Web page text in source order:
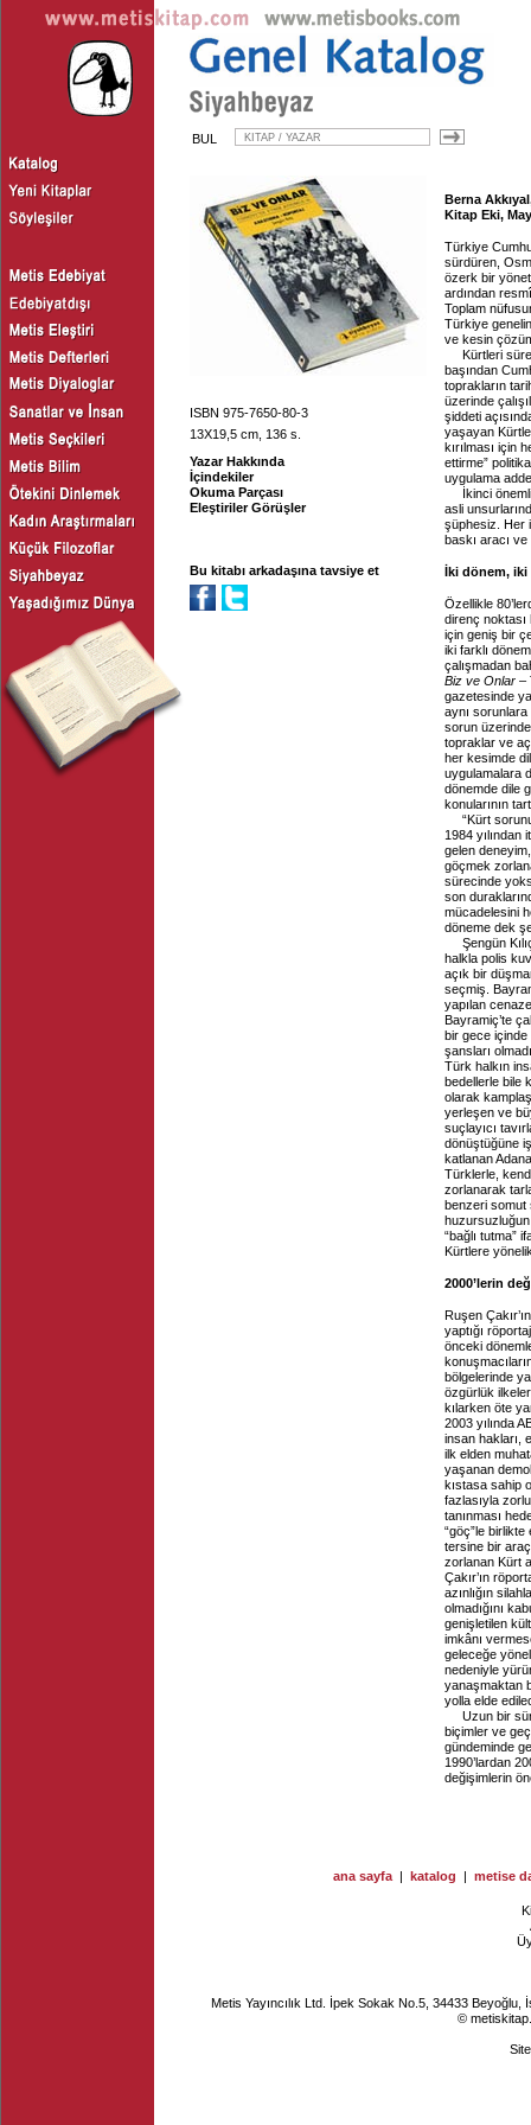
BUL
ISBN 975-7650-80-3
13X19,5 cm, 136 s.
Yazar Hakkında
İçindekiler
Okuma Parçası
Eleştiriler Görüşler
Bu kitabı arkadaşına tavsiye et
Berna
Kitap Eki,
Türkiye
sürdüren,
özerk bir
ardından
Toplam
Türkiye
ve kesin
Kürtleri
başından
toprakların
üzerinde
şiddeti
yaşayan
kırılması için
ettirme”
uygulama
İkinci
asli
şüphesiz. Her
baskı aracı ve
İki dönem, iki
Özellikle
direnç noktası
için geniş bir
iki farklı
çalışmadan
Biz ve Onlar –
gazetesinde
aynı
sorun
topraklar ve
her kesimde
uygulamalara
dönemde dile
konularının
“Kürt
1984
gelen
göçmek
sürecinde
son
mücadelesini
döneme dek
Şengün
halkla polis
açık bir
seçmiş.
yapılan
Bayramiç’te
bir gece içinde
şansları
Türk halkın
bedellerle bile
olarak
yerleşen ve
suçlayıcı
dönüştüğüne
katlanan
Türklerle,
zorlanarak
benzeri somut
huzursuzluğun
“bağlı tutma”
Kürtlere
2000’lerin
Ruşen
yaptığı
önceki
bölgelerinde
özgürlük
kılarken öte
2003 yılında
insan hakları,
ilk elden
yaşanan
kıstasa sahip
fazlasıyla
tanınması
“göç”le birlikte
tersine bir
zorlanan Kürt
Çakır’ın
azınlığın
olmadığını
genişletilen
imkânı
geleceğe
nedeniyle
yanaşmaktan
yolla elde
Uzun bir
biçimler ve
gündeminde
1990’lardan
değişimlerin
ana sayfa | katalog | metise
Metis Yayıncılık Ltd. İpek Sokak No.5, 34433
©